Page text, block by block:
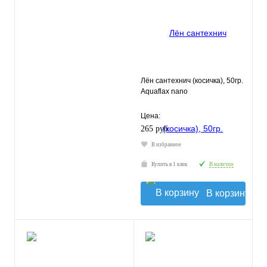
Лён сантехнич (косичка), 50гр.
Aquaflax nano
Цена:
265 руб.
В избранное
Купить в 1 клик В наличии
В корзину